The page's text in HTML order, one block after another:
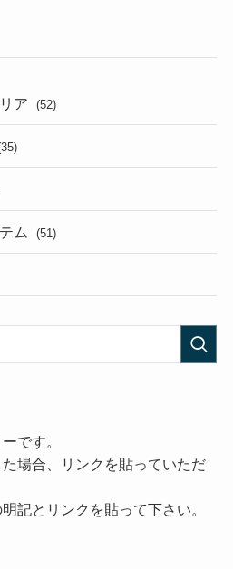
ア (52)
ム (51)
です。
場合、リンクを貼っていただ
記とリンクを貼って下さい。